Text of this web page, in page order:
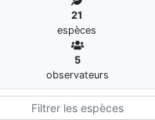
21
espèces
5
observateurs